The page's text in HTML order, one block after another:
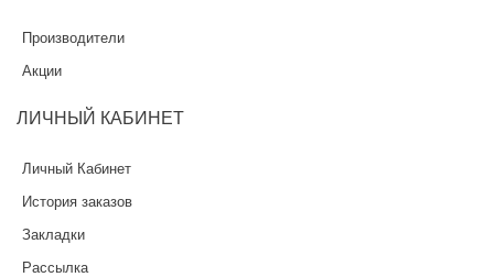
Производители
Акции
ЛИЧНЫЙ КАБИНЕТ
Личный Кабинет
История заказов
Закладки
Рассылка